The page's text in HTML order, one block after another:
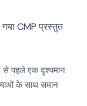
CMP प्रस्तुत
से पहले एक दृश्यमान
के साथ समान